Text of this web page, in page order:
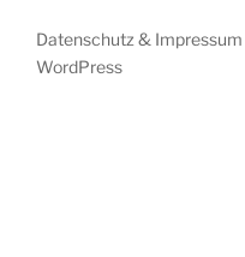
Datenschutz & Impressum
WordPress